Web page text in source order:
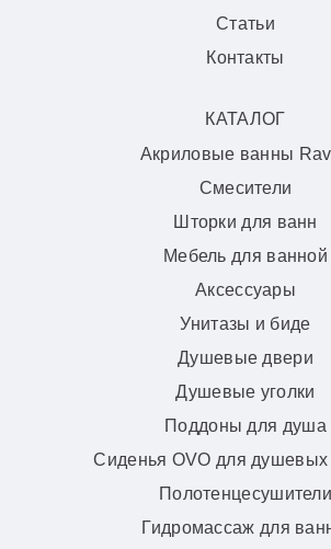
Статьи
Контакты
КАТАЛОГ
Акриловые ванны
Смесители
Шторки для ванн
Мебель для ванной
Аксессуары
Унитазы и биде
Душевые двери
Душевые уголки
Поддоны для душа
Сиденья OVO для душевых
Полотенцесушители
Гидромассаж для